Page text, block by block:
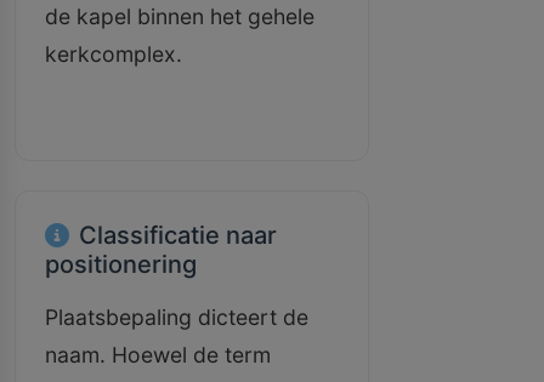
de kapel binnen het gehele
kerkcomplex.
Classificatie naar
positionering
Plaatsbepaling dicteert de
naam. Hoewel de term